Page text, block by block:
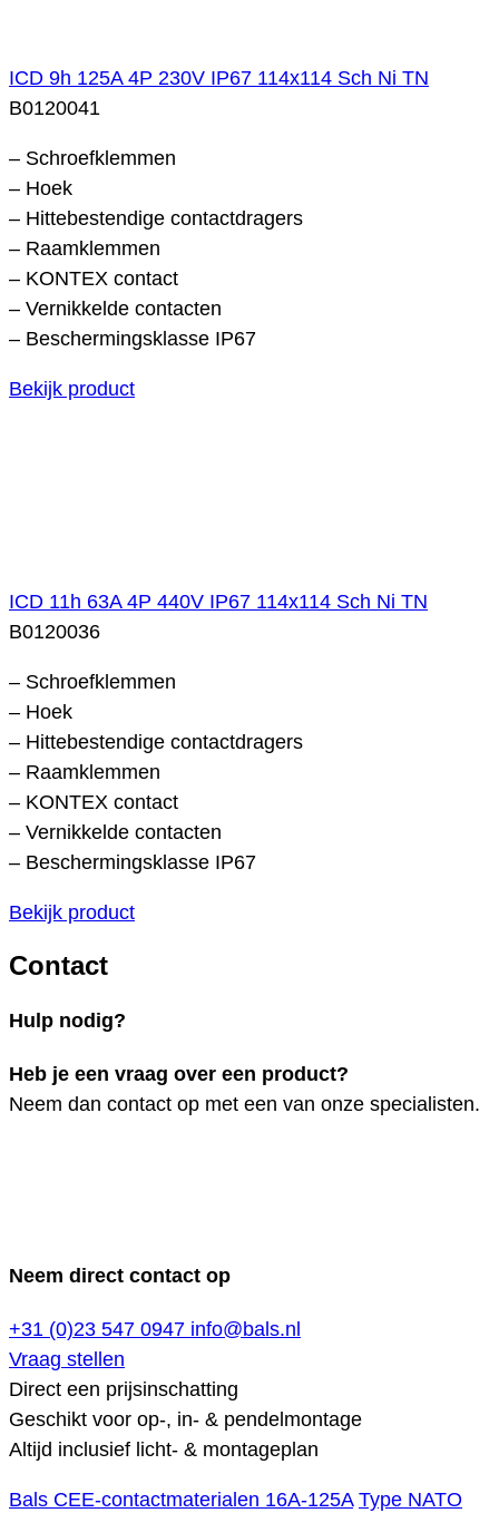
ICD 9h 125A 4P 230V IP67 114x114 Sch Ni TN
B0120041
– Schroefklemmen
– Hoek
– Hittebestendige contactdragers
– Raamklemmen
– KONTEX contact
– Vernikkelde contacten
– Beschermingsklasse IP67
Bekijk product
ICD 11h 63A 4P 440V IP67 114x114 Sch Ni TN
B0120036
– Schroefklemmen
– Hoek
– Hittebestendige contactdragers
– Raamklemmen
– KONTEX contact
– Vernikkelde contacten
– Beschermingsklasse IP67
Bekijk product
Contact
Hulp nodig?
Heb je een vraag over een product?
Neem dan contact op met een van onze specialisten.
Neem direct contact op
+31 (0)23 547 0947 info@bals.nl
Vraag stellen
Direct een prijsinschatting
Geschikt voor op-, in- & pendelmontage
Altijd inclusief licht- & montageplan
Bals CEE-contactmaterialen 16A-125A Type NATO